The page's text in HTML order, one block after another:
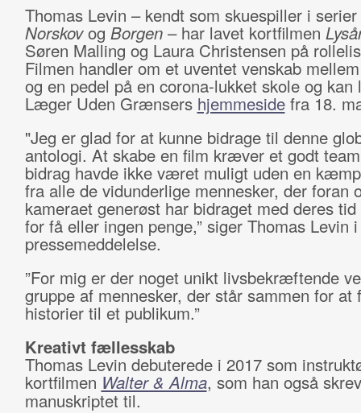
Thomas Levin ­– kendt som skuespiller i
Norskovog Borgen– har lavet kortfilmen
Søren Malling og Laura Christensen på
Filmen handler om et uventet venskab
og en pedel på en corona-lukket skole og kan
Læger Uden Grænsers hjemmesidefra 18.
"Jeg er glad for at kunne bidrage til denne
antologi. At skabe en film kræver et godt
bidrag havde ikke været muligt uden en
fra alle de vidunderlige mennesker, der foran
kameraet generøst har bidraget med deres
for få eller ingen penge,” siger Thomas Levin
pressemeddelelse.
”For mig er der noget unikt livsbekræftende
gruppe af mennesker, der står sammen for
historier til et publikum.”
Kreativt fællesskab
Thomas Levin debuterede i 2017 som
kortfilmen Walter & Alma, som han også skrev
manuskriptet til.